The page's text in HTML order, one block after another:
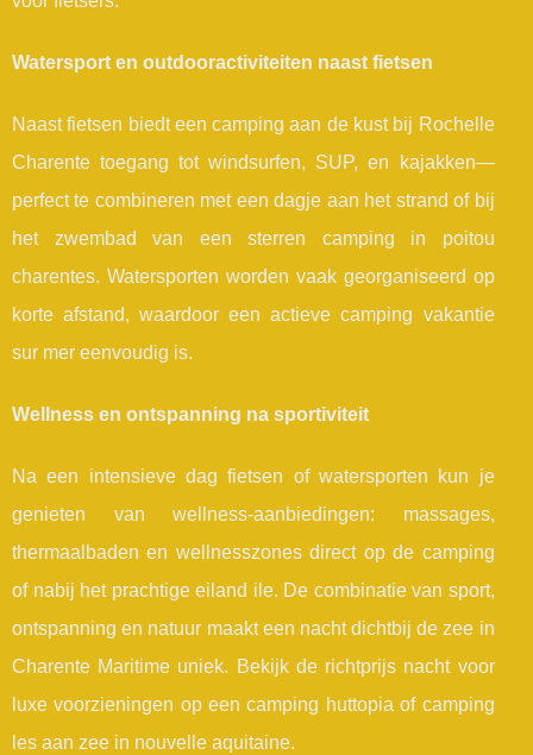
Watersport en outdooractiviteiten naast fietsen
Naast fietsen biedt een camping aan de kust bij Rochelle
Charente toegang tot windsurfen, SUP, en kajakken—
perfect te combineren met een dagje aan het strand of bij
het zwembad van een sterren camping in poitou
charentes. Watersporten worden vaak georganiseerd op
korte afstand, waardoor een actieve camping vakantie
sur mer eenvoudig is.
Wellness en ontspanning na sportiviteit
Na een intensieve dag fietsen of watersporten kun je
genieten van wellness-aanbiedingen: massages,
thermaalbaden en wellnesszones direct op de camping
of nabij het prachtige eiland ile. De combinatie van sport,
ontspanning en natuur maakt een nacht dichtbij de zee in
Charente Maritime uniek. Bekijk de richtprijs nacht voor
luxe voorzieningen op een camping huttopia of camping
les aan zee in nouvelle aquitaine.